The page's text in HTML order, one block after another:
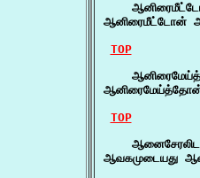
ஆனிரைமீட்டோன்
TOP
TOP
ஆவகமுடையது